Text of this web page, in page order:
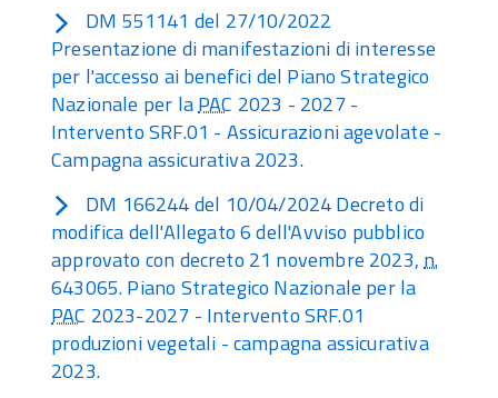
DM 551141 del 27/10/2022
Presentazione di manifestazioni di interesse
per l'accesso ai benefici del Piano Strategico
Nazionale per laPAC 2023 - 2027 -
Intervento SRF.01 - Assicurazioni agevolate -
Campagna assicurativa 2023.
DM 166244 del 10/04/2024 Decreto di
modifica dell'Allegato 6 dell'Avviso pubblico
approvato con decreto 21 novembre 2023,n.
643065. Piano Strategico Nazionale per la
PAC 2023-2027 - Intervento SRF.01
produzioni vegetali - campagna assicurativa
2023.